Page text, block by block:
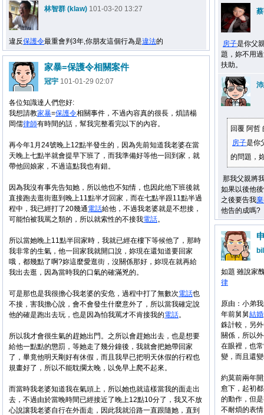
房子是你父
題，妳不用
扶助。
回覆 阿哲
房子是你
的問題，
那我父親將
如果以後他
之後要告我
他告的成嗎?
林智群 (klaw) 101-03-20 13:27
違反保護令最重會判3年,你朋友這個行為是違法的
家暴=保護令相關案件
冠宇 101-01-29 02:07
各位知識達人們您好:
我想請教家暴=保護令相關事件，不過內容真的很長，煩請楊
岡儒律師有時間的話，幫我完整看完以下的內容。
再今年1月24號晚上12點半發生的，因為先前知道我老婆在當
天晚上七點半就會提早下班了，而我準備好等他一回到家，就
帶他回娘家，不過這點我也有錯。
因為我沒有事先告知她，所以他也不知情，也因此他下班後就
直接跑去逛街逛到晚上11點半才回家，而在七點半跟11點半過
程中，我已經打了20幾通電話給他，不過我老婆就是不想接，
可能怕被我罵之類的，所以就索性的不接我電話。
所以當她晚上11點半回家時，我就已經在樓下等候他了，那時
我非常的生氣，他一回家我就開口說，妳現在還知道要回家
哦，都幾點了啊?妳這麼愛逛街，沒關係那好，妳現在就再給
我出去逛，因為當時我的口氣的確滿兇的。
可是那也是我很擔心我老婆的安危，過程中打了無數次電話也
不接，害我擔心說，會不會發生什麼意外了，所以當我確定說
他的確是跑出去玩，也是因為怕我罵才不肯接我的電話。
所以我才會很生氣的趕她出門。之所以會趕她出去，也是想要
給他一點點的懲罰，等她走了幾分鐘後，我就會把她帶回家
了，畢竟他明天剛好有休假，而且我早已把明天休假的行程也
規畫好了，所以不能耽擱太晚，以免早上爬不起來。
而當時我老婆知道我在氣頭上，所以她也就這樣當我的面走出
去，不過由於當晚時間已經接近了晚上12點10分了，我又不放
心說讓我老婆自行在外面走，因此我就沿路一直跟隨她，直到
如題 雖說家
律
原由：小弟
年前舅舅結婚
銖計較，另
關係，所以
在眼裡，也
變，而且還
約莫前兩年
愈下，起初
的動作，但
不耐煩的表